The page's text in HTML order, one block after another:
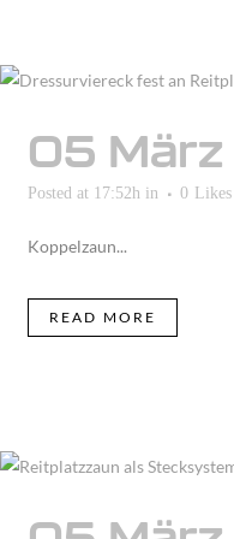
05 März
Posted at 17:52h in 0 Likes
Koppelzaun...
READ MORE